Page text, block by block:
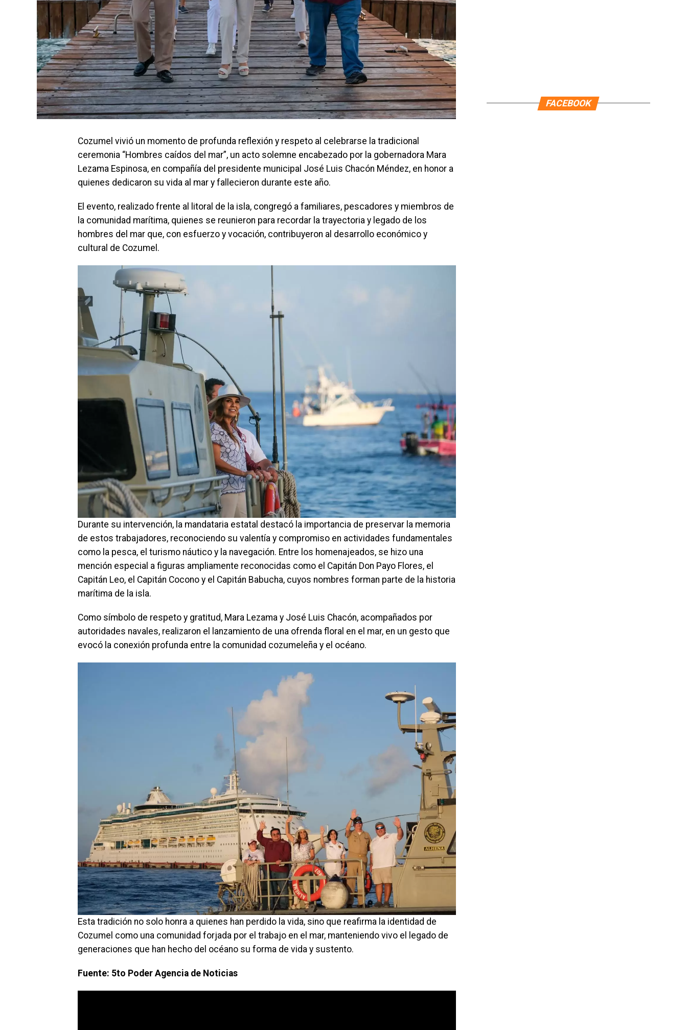
Cozumel vivió un momento de profunda reflexión y respeto al celebrarse la tradicional
ceremonia “Hombres caídos del mar”, un acto solemne encabezado por la gobernadora Mara
Lezama Espinosa, en compañía del presidente municipal José Luis Chacón Méndez, en honor a
quienes dedicaron su vida al mar y fallecieron durante este año.
El evento, realizado frente al litoral de la isla, congregó a familiares, pescadores y miembros de
la comunidad marítima, quienes se reunieron para recordar la trayectoria y legado de los
hombres del mar que, con esfuerzo y vocación, contribuyeron al desarrollo económico y
cultural de Cozumel.
Durante su intervención, la mandataria estatal destacó la importancia de preservar la memoria
de estos trabajadores, reconociendo su valentía y compromiso en actividades fundamentales
como la pesca, el turismo náutico y la navegación. Entre los homenajeados, se hizo una
mención especial a figuras ampliamente reconocidas como el Capitán Don Payo Flores, el
Capitán Leo, el Capitán Cocono y el Capitán Babucha, cuyos nombres forman parte de la historia
marítima de la isla.
Como símbolo de respeto y gratitud, Mara Lezama y José Luis Chacón, acompañados por
autoridades navales, realizaron el lanzamiento de una ofrenda floral en el mar, en un gesto que
evocó la conexión profunda entre la comunidad cozumeleña y el océano.
Esta tradición no solo honra a quienes han perdido la vida, sino que reafirma la identidad de
Cozumel como una comunidad forjada por el trabajo en el mar, manteniendo vivo el legado de
generaciones que han hecho del océano su forma de vida y sustento.
Fuente: 5to Poder Agencia de Noticias
FACEBOOK